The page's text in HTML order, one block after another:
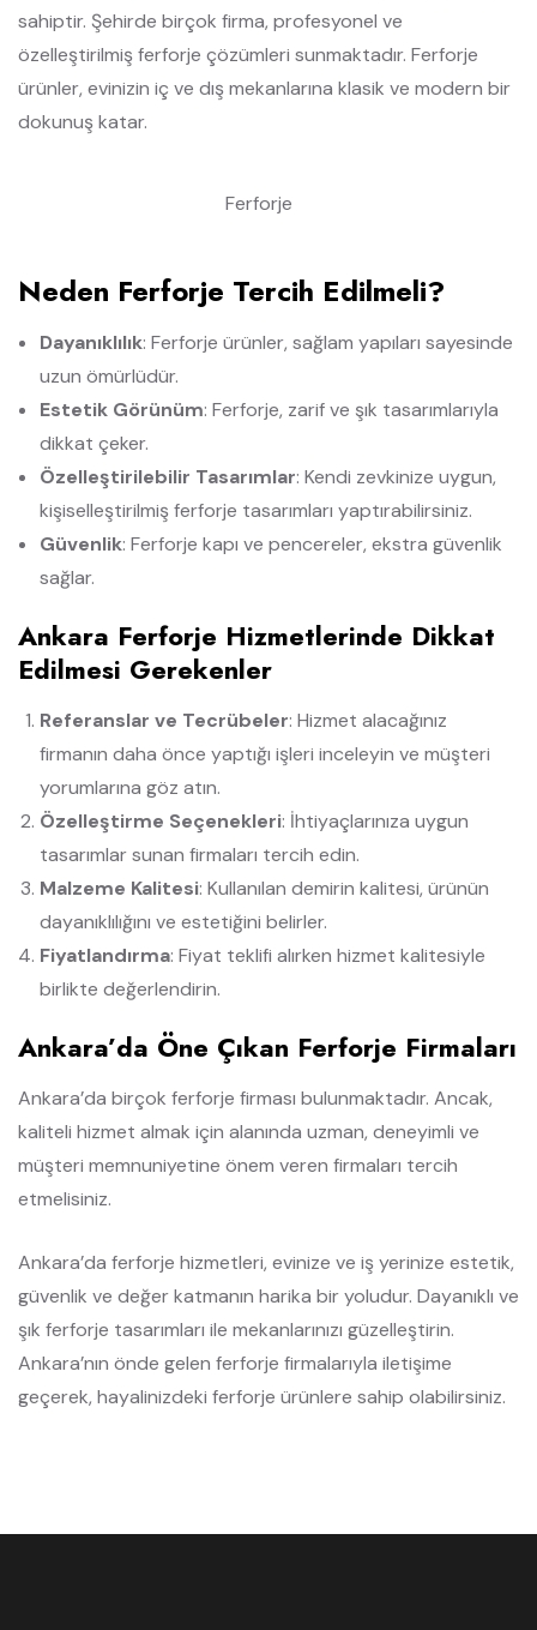
sahiptir. Şehirde birçok firma, profesyonel ve
özelleştirilmiş ferforje çözümleri sunmaktadır. Ferforje
ürünler, evinizin iç ve dış mekanlarına klasik ve modern bir
dokunuş katar.
Ferforje
Neden Ferforje Tercih Edilmeli?
Dayanıklılık: Ferforje ürünler, sağlam yapıları sayesinde
uzun ömürlüdür.
Estetik Görünüm: Ferforje, zarif ve şık tasarımlarıyla
dikkat çeker.
Özelleştirilebilir Tasarımlar: Kendi zevkinize uygun,
kişiselleştirilmiş ferforje tasarımları yaptırabilirsiniz.
Güvenlik: Ferforje kapı ve pencereler, ekstra güvenlik
sağlar.
Ankara Ferforje Hizmetlerinde Dikkat
Edilmesi Gerekenler
Referanslar ve Tecrübeler: Hizmet alacağınız
firmanın daha önce yaptığı işleri inceleyin ve müşteri
yorumlarına göz atın.
Özelleştirme Seçenekleri: İhtiyaçlarınıza uygun
tasarımlar sunan firmaları tercih edin.
Malzeme Kalitesi: Kullanılan demirin kalitesi, ürünün
dayanıklılığını ve estetiğini belirler.
Fiyatlandırma: Fiyat teklifi alırken hizmet kalitesiyle
birlikte değerlendirin.
Ankara’da Öne Çıkan Ferforje Firmaları
Ankara’da birçok ferforje firması bulunmaktadır. Ancak,
kaliteli hizmet almak için alanında uzman, deneyimli ve
müşteri memnuniyetine önem veren firmaları tercih
etmelisiniz.
Ankara’da ferforje hizmetleri, evinize ve iş yerinize estetik,
güvenlik ve değer katmanın harika bir yoludur. Dayanıklı ve
şık ferforje tasarımları ile mekanlarınızı güzelleştirin.
Ankara’nın önde gelen ferforje firmalarıyla iletişime
geçerek, hayalinizdeki ferforje ürünlere sahip olabilirsiniz.